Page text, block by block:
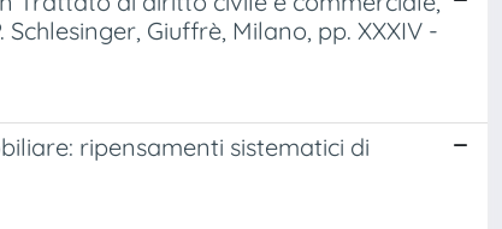
Giuffrè, Milano, pp. XXXIV -
ripensamenti sistematici di